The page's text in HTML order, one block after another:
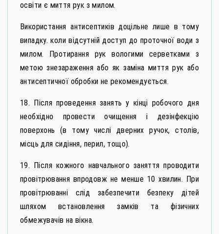
освіти є миття рук з милом.
Використання антисептиків доцільне лише в тому
випадку. коли відсутній доступ до проточної води з
милом. Протирання рук вологими серветками з
метою знезараження або як заміна миття рук або
антисептичної обробки не рекомендується.
18. Після проведення занять у кінці робочого дня
необхідно провести очищення і дезінфекцію
поверхонь (в тому числі дверних ручок, столів,
місць для сидіння, перил, тощо).
19. Після кожного навчального заняття проводити
провітрювання впродовж не менше 10 хвилин. При
провітрюванні слід забезпечити безпеку дітей
шляхом встановлення замків та фізичних
обмежувачів на вікна.